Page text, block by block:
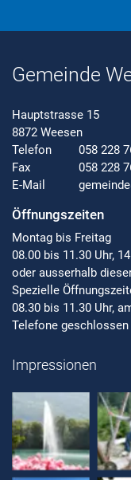
Gemeinde
Hauptstrasse 15
8872 Weesen
Telefon
058 228
Fax
058 228
E-Mail
Öffnungszeiten
Montag bis Freitag
08.00 bis 11.30 Uhr,
oder ausserhalb
Spezielle
08.30 bis 11.30 Uhr,
Telefone geschlossen
Impressionen